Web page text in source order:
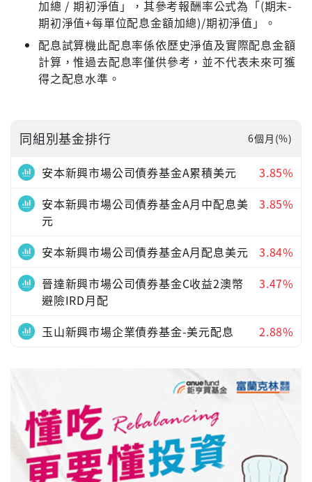
加總 / 期初淨值」，其參考報酬率公式為「(期末-
期初淨值+每單位配息金額加總)/期初淨值」。
配息試算機此配息率係依歷史淨值及實際配息金額
計算，惟過去配息率僅供參考，並不代表未來可獲
得之配息水準。
同組別基金排行 6個月(%)
安本新興市場公司債券基金A累積美元
3.85%
安本新興市場公司債券基金A月中配息美
元
3.85%
安本新興市場公司債券基金A月配息美元
3.84%
晉達新興市場公司債券基金C收益2澳幣
避險IRD月配
3.47%
玉山新興市場企業債券基金-美元配息 2.88%